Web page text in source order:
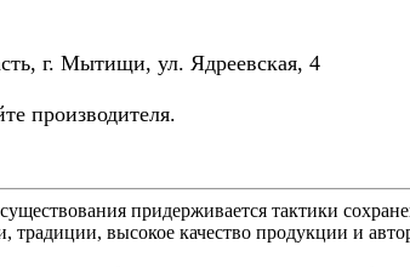
г. Мытищи, ул. Ядреевская, 4
производителя.
придерживается тактики
традиции, высокое качество продукции и